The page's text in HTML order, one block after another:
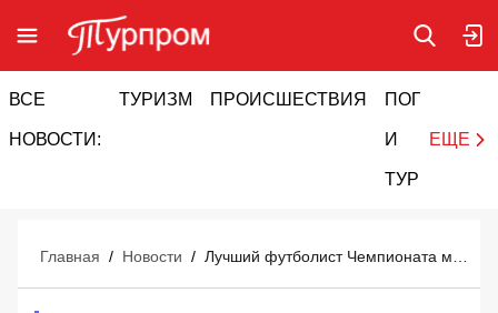
ВСЕ
НОВОСТИ:
ТУРИЗМ ПРОИСШЕСТВИЯ ПОГОДА
И
ТУРИЗМ
ЕЩЕ
Главная / Новости /